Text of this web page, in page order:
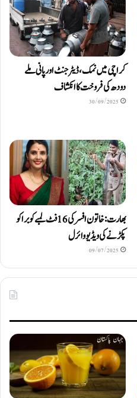
کراچی میں نمک، ڈیٹرجنٹ اور پانی ملے
دودھ کی فروخت کا انکشاف
30/09/2025
بھارت: خاتون افسر کی 16 فٹ لمبے کوبرا کو
پکڑنے کی ویڈیو وائرل
09/07/2025